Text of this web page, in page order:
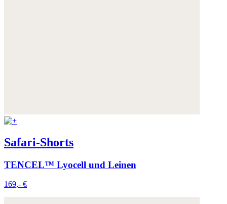
Safari-Shorts
TENCEL™ Lyocell und Leinen
169,- €